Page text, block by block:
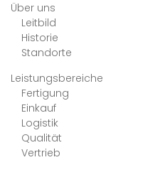
Über uns
Leitbild
Historie
Standorte
Leistungsbereiche
Fertigung
Einkauf
Logistik
Qualität
Vertrieb